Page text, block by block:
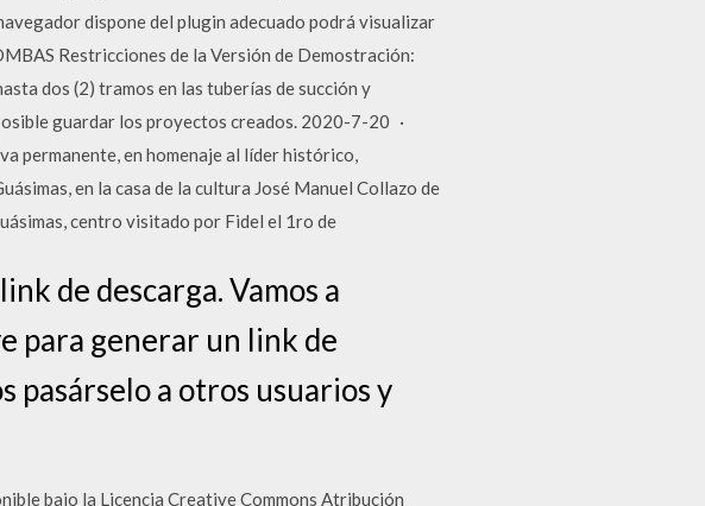
dispone del plugin adecuado podrá visualizar
Restricciones de la Versión de Demostración:
dos (2) tramos en las tuberías de succión y
guardar los proyectos creados. 2020-7-20 ·
permanente, en homenaje al líder histórico,
en la casa de la cultura José Manuel Collazo de
centro visitado por Fidel el 1ro de
de descarga. Vamos a
para generar un link de
pasárselo a otros usuarios y
bajo la Licencia Creative Commons Atribución